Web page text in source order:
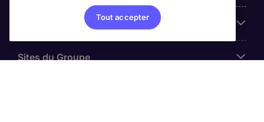
Sites du Groupe
Tout accepter